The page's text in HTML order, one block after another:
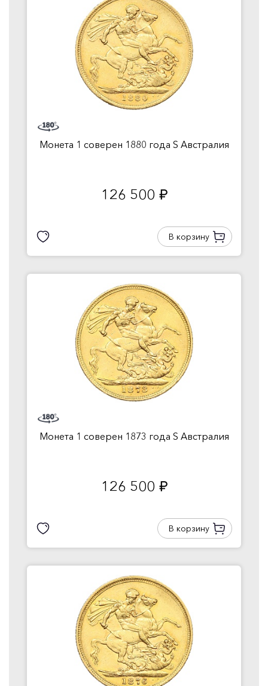
Монета 1 соверен 1880 года S Австралия
126 500 руб.
В корзину
Монета 1 соверен 1873 года S Австралия
126 500 руб.
В корзину